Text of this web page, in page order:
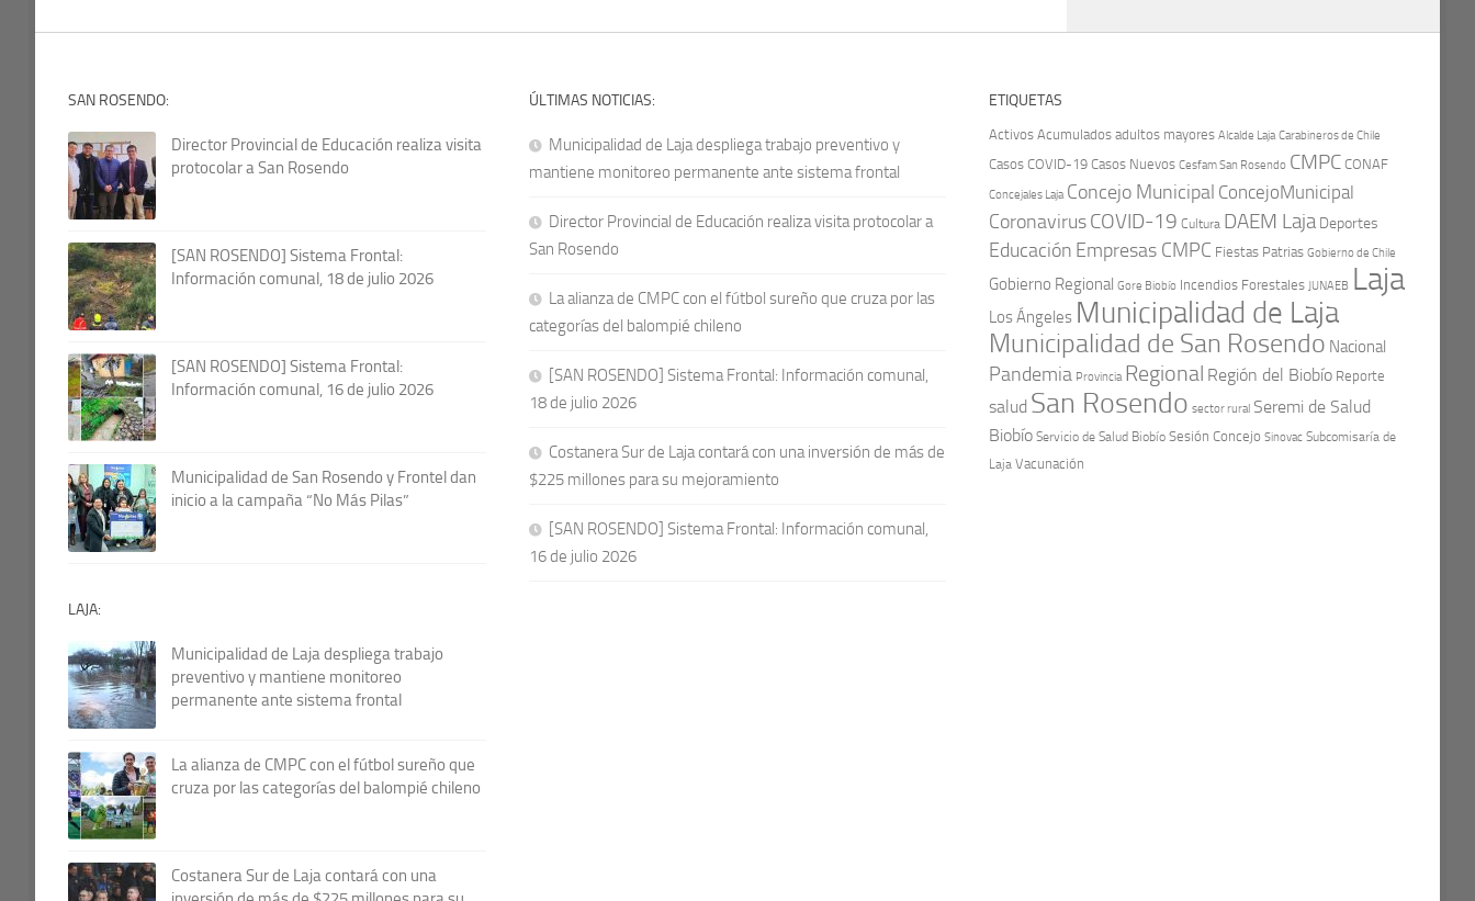
SAN ROSENDO:
Director Provincial de Educación realiza visita
protocolar a San Rosendo
[SAN ROSENDO] Sistema Frontal:
Información comunal, 18 de julio 2026
[SAN ROSENDO] Sistema Frontal:
Información comunal, 16 de julio 2026
Municipalidad de San Rosendo y Frontel dan
inicio a la campaña “No Más Pilas”
LAJA:
Municipalidad de Laja despliega trabajo
preventivo y mantiene monitoreo
permanente ante sistema frontal
La alianza de CMPC con el fútbol sureño que
cruza por las categorías del balompié chileno
Costanera Sur de Laja contará con una
ÚLTIMAS NOTICIAS:
Municipalidad de Laja despliega trabajo preventivo y
mantiene monitoreo permanente ante sistema frontal
Director Provincial de Educación realiza visita protocolar a
San Rosendo
La alianza de CMPC con el fútbol sureño que cruza por las
categorías del balompié chileno
[SAN ROSENDO] Sistema Frontal: Información comunal,
18 de julio 2026
Costanera Sur de Laja contará con una inversión de más de
$225 millones para su mejoramiento
[SAN ROSENDO] Sistema Frontal: Información comunal,
16 de julio 2026
ETIQUETAS
Activos Acumulados adultos mayores Alcalde Laja Carabineros de Chile
Casos COVID-19 Casos Nuevos Cesfam San Rosendo CMPC CONAF
Concejales Laja Concejo Municipal ConcejoMunicipal
CoronavirusCOVID-19 Cultura DAEM Laja Deportes
Educación Empresas CMPC Fiestas Patrias Gobierno de Chile
Gobierno Regional Gore Biobío Incendios Forestales JUNAEB Laja
Los Ángeles Municipalidad de Laja
Municipalidad de San Rosendo Nacional
Pandemia Provincia Regional Región del Biobío Reporte
salud San Rosendo sector rural Seremi de Salud
Biobío Servicio de Salud Biobío Sesión Concejo Sinovac Subcomisaría de
Laja Vacunación